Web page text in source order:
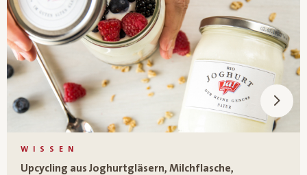
WISSEN
Upcycling aus Joghurtgläsern, Milchflasche,